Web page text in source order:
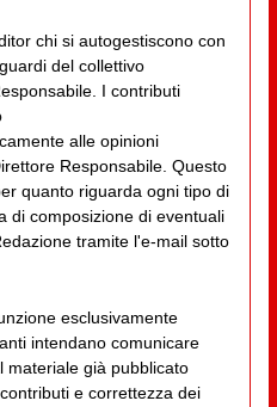
chi si autogestiscono con
del collettivo
I contributi
alle opinioni
Responsabile. Questo
quanto riguarda ogni tipo di
di composizione di eventuali
tramite l'e-mail sotto
esclusivamente
intendano comunicare
materiale già pubblicato
e correttezza dei